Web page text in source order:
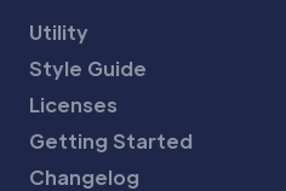
Utility
Style Guide
Licenses
Getting Started
Changelog